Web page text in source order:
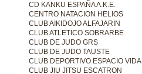
CD KANKU ESPAÑA A.K.E.
CENTRO NATACION HELIOS
CLUB AIKIDOJO ALFAJARIN
CLUB ATLETICO SOBRARBE
CLUB DE JUDO GRS
CLUB DE JUDO TAUSTE
CLUB DEPORTIVO ESPACIO VIDA
CLUB JIU JITSU ESCATRON